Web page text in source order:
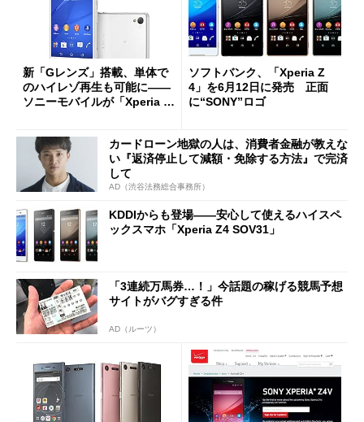
新「Gレンズ」搭載、単体で
のハイレゾ再生も可能に――
ソニーモバイルが「Xperia Z
ソフトバンク、「Xperia Z
4」を6月12日に発売 正面
に“SONY”ロゴ
カードローン地獄の人は、消費者金融が教えな
い『返済停止して減額・免除する方法』で完済
して
AD（渋谷法務総合事務所）
KDDIからも登場――安心して使えるハイスペ
ックスマホ「Xperia Z4 SOV31」
「3連続万馬券…！」今話題の稼げる競馬予想
サイトがバグすぎる件
AD（ルーツ）